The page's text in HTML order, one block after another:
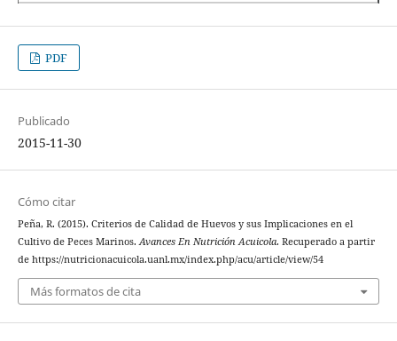
PDF
Publicado
2015-11-30
Cómo citar
Peña, R. (2015). Criterios de Calidad de Huevos y sus Implicaciones en el
Cultivo de Peces Marinos.Avances En Nutrición Acuicola. Recuperado a partir
de https://nutricionacuicola.uanl.mx/index.php/acu/article/view/54
Más formatos de cita